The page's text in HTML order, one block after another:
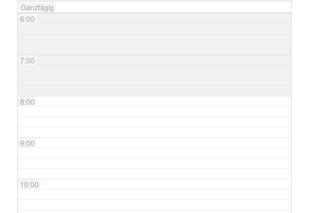
Ganztägig
6:00
7:00
8:00
9:00
10:00